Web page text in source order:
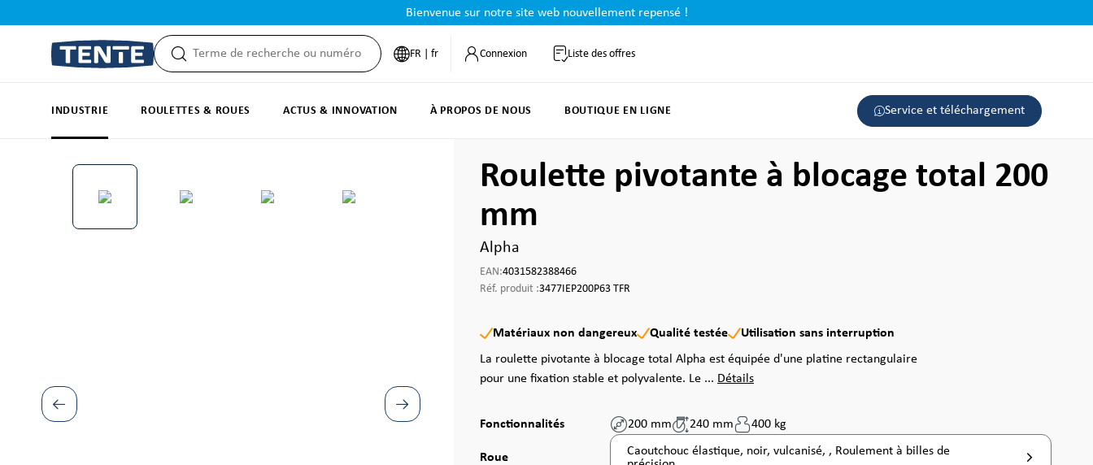
Bienvenue sur notre site web nouvellement repensé !
FR | fr Connexion Liste des offres
INDUSTRIE ROULETTES & ROUES ACTUS & INNOVATION À PROPOS DE NOUS BOUTIQUE EN LIGNE Service et téléchargement
Ignorer la galerie d'images
Roulette pivotante à blocage total 200
mm
Alpha
EAN:4031582388466
Réf. produit :3477IEP200P63 TFR
Matériaux non dangereux Qualité testée
Utilisation sans interruption
La roulette pivotante à blocage total Alpha est équipée d'une platine rectangulaire
pour une fixation stable et polyvalente. Le ... Détails
Fonctionnalités 200 mm 240 mm 400 kg
Sélectionnez
Roue
Caoutchouc élastique, noir, vulcanisé, , Roulement à billes de